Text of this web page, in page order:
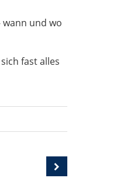
und wo
fast alles